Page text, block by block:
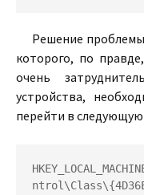
Решение
которого, по
очень
устройства,
перейти в следующую